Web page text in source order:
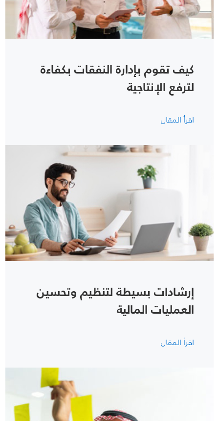
كيف تقوم بإدارة النفقات بكفاءة
لترفع الإنتاجية
اقرأ المقال
إرشادات بسيطة لتنظيم وتحسين
العمليات المالية
اقرأ المقال